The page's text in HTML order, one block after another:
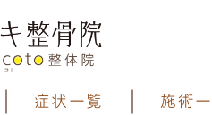
症状一覧 施術